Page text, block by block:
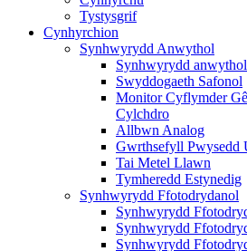
Tystysgrif
Cynhyrchion
Synhwyrydd Anwythol
Synhwyrydd
Swyddogaeth Safonol
Monitor Cyflymder
Cylchdro
Allbwn Analog
Gwrthsefyll Pwysedd
Tai Metel Llawn
Tymheredd Estynedig
Synhwyrydd Ffotodrydanol
Synhwyrydd
Synhwyrydd
Synhwyrydd